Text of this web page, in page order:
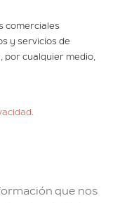
comerciales
y servicios de
por cualquier medio,
.
que nos